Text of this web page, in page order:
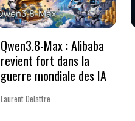
Qwen3.8-Max : Alibaba
revient fort dans la
guerre mondiale des IA
Laurent Delattre